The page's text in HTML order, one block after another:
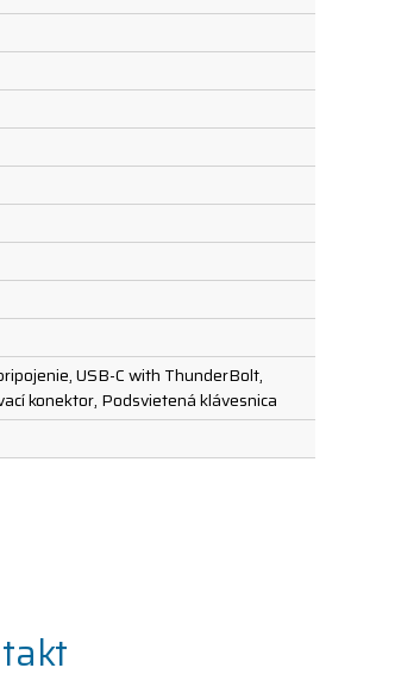
USB-C with ThunderBolt,
konektor, Podsvietená klávesnica